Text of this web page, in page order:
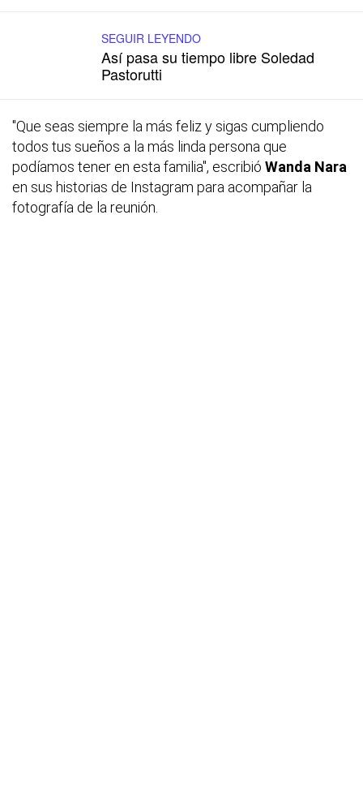
SEGUIR LEYENDO
Así pasa su tiempo libre Soledad
Pastorutti
"Que seas siempre la más feliz y sigas cumpliendo
todos tus sueños a la más linda persona que
podíamos tener en esta familia", escribió Wanda Nara
en sus historias de Instagram para acompañar la
fotografía de la reunión.